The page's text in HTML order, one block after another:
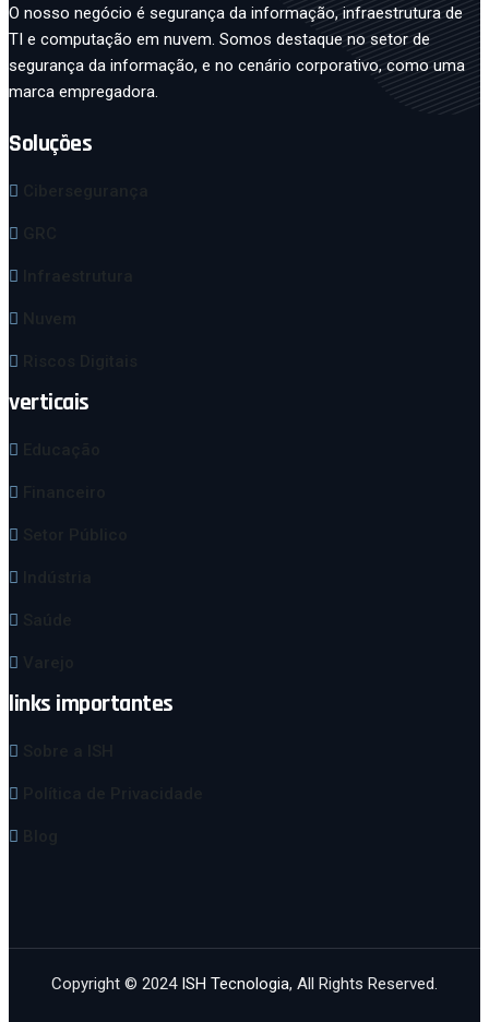
O nosso negócio é segurança da informação, infraestrutura de
TI e computação em nuvem. Somos destaque no setor de
segurança da informação, e no cenário corporativo, como uma
marca empregadora.
Soluções
verticais
links importantes
Copyright © 2024 ISH Tecnologia, All Rights Reserved.